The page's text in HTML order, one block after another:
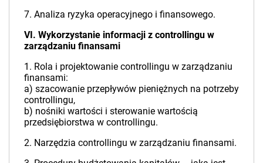
7. Analiza ryzyka operacyjnego i finansowego.
VI. Wykorzystanie informacji z controllingu w
zarządzaniu finansami
1. Rola i projektowanie controllingu w zarządzaniu
finansami:
a) szacowanie przepływów pieniężnych na potrzeby
controllingu,
b) nośniki wartości i sterowanie wartością
przedsiębiorstwa w controllingu.
2. Narzędzia controllingu w zarządzaniu finansami.